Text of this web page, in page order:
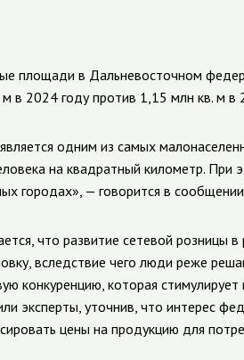
площади в Дальневосточном
м в 2024 году против 1,15 млн кв. м
одним из самых
на квадратный километр. При
городах», — говорится в
что развитие сетевой розницы
вследствие чего люди реже
конкуренцию, которая
эксперты, уточнив, что интерес
цены на продукцию для